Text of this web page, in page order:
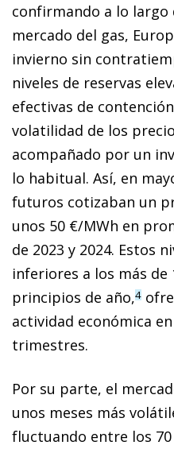
confirmando a lo largo
mercado del gas,
invierno sin
niveles de reservas
efectivas de
volatilidad de los
acompañado por un
lo habitual. Así, en
futuros cotizaban un
unos 50 €/MWh en
de 2023 y 2024. Estos
inferiores a los más
principios de año,4
actividad económica
trimestres.
Por su parte, el
unos meses más
fluctuando entre los